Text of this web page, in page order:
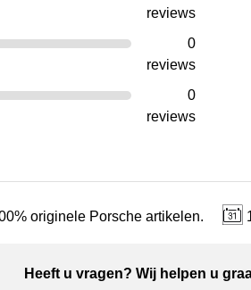
reviews
0
reviews
0
reviews
originele Porsche artikelen.
Heeft u vragen? Wij helpen u